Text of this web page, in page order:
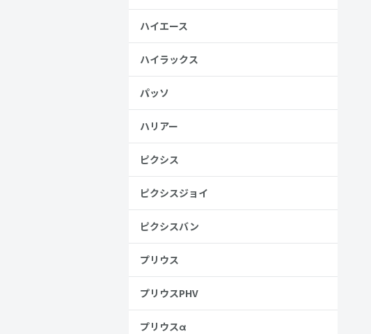
ハイエース
ハイラックス
パッソ
ハリアー
ピクシス
ピクシスジョイ
ピクシスバン
プリウス
プリウスPHV
プリウスα